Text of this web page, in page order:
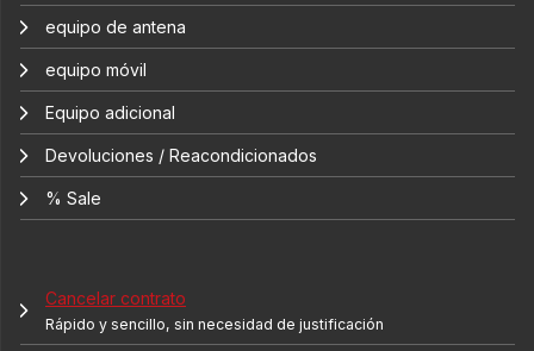
equipo de antena
equipo móvil
Equipo adicional
Devoluciones / Reacondicionados
% Sale
Cancelar contrato
Rápido y sencillo, sin necesidad de justificación